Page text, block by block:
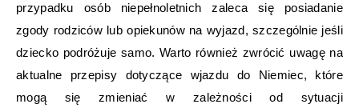
przypadku osób niepełnoletnich zaleca się posiadanie
zgody rodziców lub opiekunów na wyjazd, szczególnie jeśli
dziecko podróżuje samo. Warto również zwrócić uwagę na
aktualne przepisy dotyczące wjazdu do Niemiec, które
mogą się zmieniać w zależności od sytuacji